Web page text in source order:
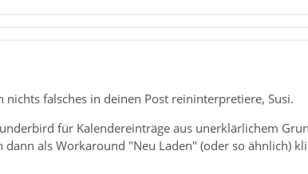
falsches in deinen Post reininterpretiere, Susi.
für Kalendereinträge aus unerklärlichem
als Workaround "Neu Laden" (oder so ähnlich)